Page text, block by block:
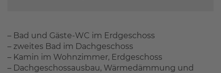
– Bad und Gäste-WC im Erdgeschoss
– zweites Bad im Dachgeschoss
– Kamin im Wohnzimmer, Erdgeschoss
– Dachgeschossausbau, Wärmedämmung und